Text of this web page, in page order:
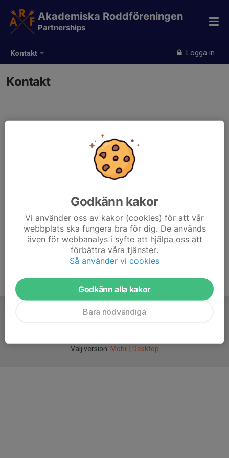
Kontakt Logga in
Akademiska Roddföreningen
Partnerships
Kontakt
Mobil visas bara för inloggade
event@akademiskarodd.se
Paulina Drabik
Telefon visas bara för inloggade
E-post visas bara för inloggade
Välj version: Mobil Desktop
Godkänn kakor
Vi använder oss av kakor (cookies) för att vår
webbplats ska fungera bra för dig. De används
även för webbanalys i syfte att hjälpa oss att
förbättra våra tjänster.
Så använder vi cookies
Godkänn alla kakor
Bara nödvändiga